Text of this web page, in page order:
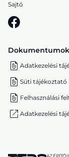
Sajtó
Dokumentumok
Adatkezelési
Süti tájékoztató
Felhasználási
Adatkezelési
AZ